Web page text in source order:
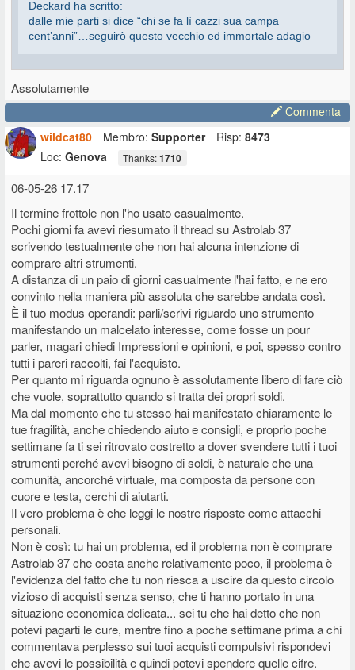
Deckard ha scritto:
dalle mie parti si dice “chi se fa lì cazzi sua campa
cent’anni”…seguirò questo vecchio ed immortale adagio
Assolutamente
Commenta
wildcat80
Membro: Supporter Risp: 8473
Loc: Genova Thanks:1710
06-05-26 17.17
Il termine frottole non l'ho usato casualmente.
Pochi giorni fa avevi riesumato il thread su Astrolab 37
scrivendo testualmente che non hai alcuna intenzione di
comprare altri strumenti.
A distanza di un paio di giorni casualmente l'hai fatto, e ne ero
convinto nella maniera più assoluta che sarebbe andata così.
È il tuo modus operandi: parli/scrivi riguardo uno strumento
manifestando un malcelato interesse, come fosse un pour
parler, magari chiedi Impressioni e opinioni, e poi, spesso contro
tutti i pareri raccolti, fai l'acquisto.
Per quanto mi riguarda ognuno è assolutamente libero di fare ciò
che vuole, soprattutto quando si tratta dei propri soldi.
Ma dal momento che tu stesso hai manifestato chiaramente le
tue fragilità, anche chiedendo aiuto e consigli, e proprio poche
settimane fa ti sei ritrovato costretto a dover svendere tutti i tuoi
strumenti perché avevi bisogno di soldi, è naturale che una
comunità, ancorché virtuale, ma composta da persone con
cuore e testa, cerchi di aiutarti.
Il vero problema è che leggi le nostre risposte come attacchi
personali.
Non è così: tu hai un problema, ed il problema non è comprare
Astrolab 37 che costa anche relativamente poco, il problema è
l'evidenza del fatto che tu non riesca a uscire da questo circolo
vizioso di acquisti senza senso, che ti hanno portato in una
situazione economica delicata... sei tu che hai detto che non
potevi pagarti le cure, mentre fino a poche settimane prima a chi
commentava perplesso sui tuoi acquisti compulsivi rispondevi
che avevi le possibilità e quindi potevi spendere quelle cifre.